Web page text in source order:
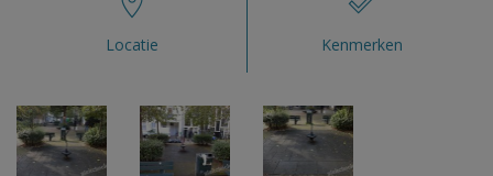
Locatie Kenmerken